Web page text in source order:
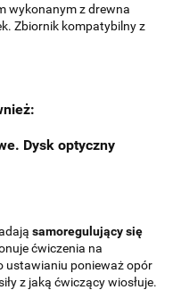
wykonanym z drewna
Zbiornik kompatybilny z
Dysk optyczny
samoregulujący się
ćwiczenia na
ustawianiu ponieważ opór
z jaką ćwiczący wiosłuje.